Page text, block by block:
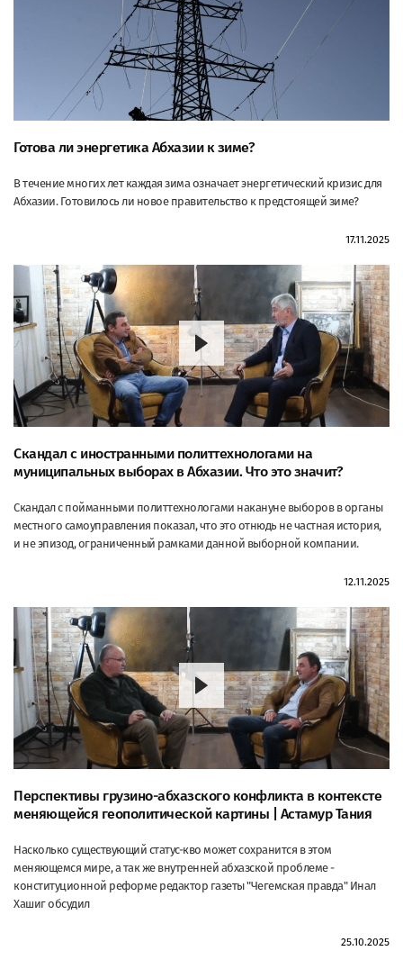
Готова ли энергетика Абхазии к зиме?
В течение многих лет каждая зима означает энергетический кризис для
Абхазии. Готовилось ли новое правительство к предстоящей зиме?
17.11.2025
Скандал с иностранными политтехнологами на
муниципальных выборах в Абхазии. Что это значит?
Скандал с пойманными политтехнологами накануне выборов в органы
местного самоуправления показал, что это отнюдь не частная история,
и не эпизод, ограниченный рамками данной выборной компании.
12.11.2025
Перспективы грузино-абхазского конфликта в контексте
меняющейся геополитической картины | Астамур Тания
Насколько существующий статус-кво может сохранится в этом
меняющемся мире, а так же внутренней абхазской проблеме -
конституционной реформе редактор газеты "Чегемская правда" Инал
Хашиг обсудил
25.10.2025